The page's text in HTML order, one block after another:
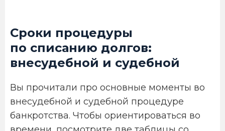
Сроки процедуры
по списанию долгов:
внесудебной и судебной
Вы прочитали про основные моменты во
внесудебной и судебной процедуре
банкротства. Чтобы ориентироваться во